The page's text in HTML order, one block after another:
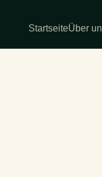
StartseiteÜber